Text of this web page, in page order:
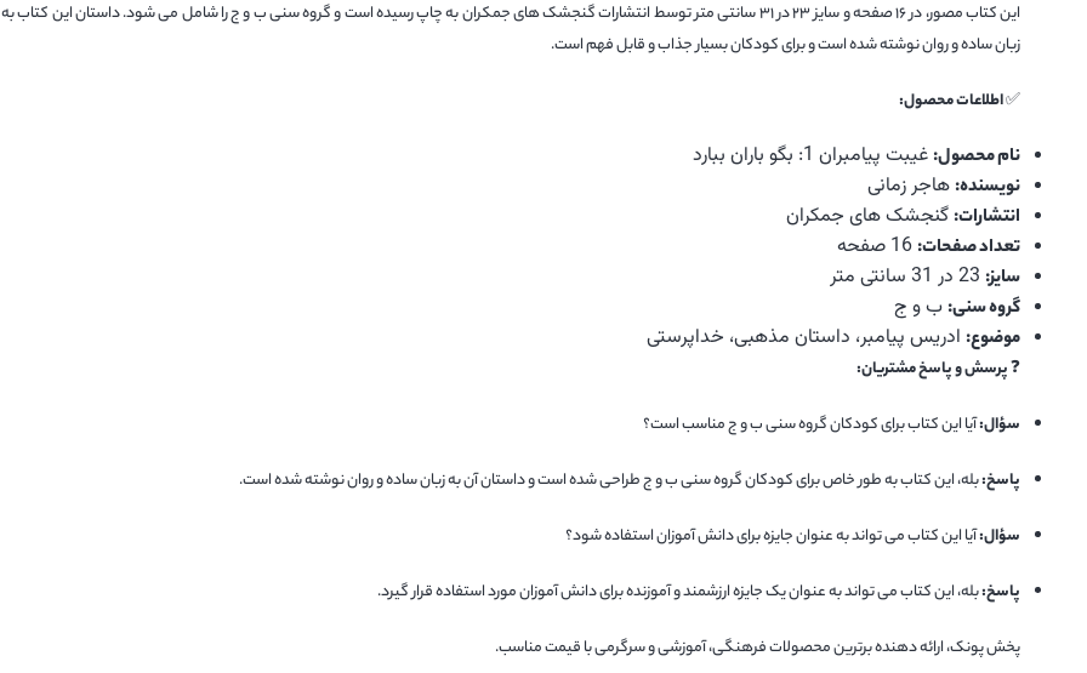
این کتاب مصور، در 16 صفحه و سایز 23 در 31 سانتی متر توسط انتشارات گنجشک های جمکران به چاپ رسیده است و گروه سنی ب و ج را شامل می شود. داستان این کتاب به
زبان ساده و روان نوشته شده است و برای کودکان بسیار جذاب و قابل فهم است.
✅اطلاعات محصول:
نام محصول: غیبت پیامبران 1: بگو باران ببارد
نویسنده: هاجر زمانی
انتشارات: گنجشک های جمکران
تعداد صفحات:
سایز:
گروه سنی: ب و ج
موضوع: ادریس پیامبر، داستان مذهبی، خداپرستی
❓پرسش و پاسخ مشتریان:
سؤال:آیا این کتاب برای کودکان گروه سنی ب و ج مناسب است؟
پاسخ:بله، این کتاب به طور خاص برای کودکان گروه سنی ب و ج طراحی شده است و داستان آن به زبان ساده و روان نوشته شده است.
سؤال:آیا این کتاب می تواند به عنوان جایزه برای دانش آموزان استفاده شود؟
پاسخ:بله، این کتاب می تواند به عنوان یک جایزه ارزشمند و آموزنده برای دانش آموزان مورد استفاده قرار گیرد.
پخش پونک، ارائه دهنده برترین محصولات فرهنگی، آموزشی و سرگرمی با قیمت مناسب.